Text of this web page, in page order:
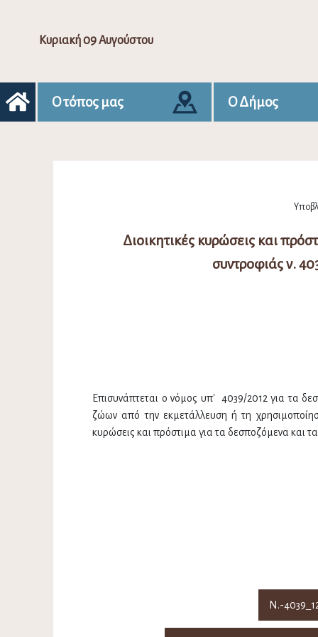
Κυριακή 09 Αυγούστου
Ο τόπος μας Ο Δήμος
Διοικητικές κυρώσεις και
συντροφιάς ν.
Επισυνάπτεται ο νόμος υπ' 4039/2012 για τα
ζώων από την εκμετάλλευση ή τη
κυρώσεις και πρόστιμα για τα δεσποζόμενα και
Ν.-